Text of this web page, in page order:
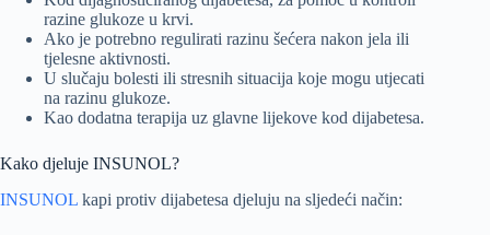
razine glukoze u krvi.
Ako je potrebno regulirati razinu šećera nakon jela ili
tjelesne aktivnosti.
U slučaju bolesti ili stresnih situacija koje mogu utjecati
na razinu glukoze.
Kao dodatna terapija uz glavne lijekove kod dijabetesa.
Kako djeluje INSUNOL?
INSUNOL kapi protiv dijabetesa djeluju na sljedeći način: